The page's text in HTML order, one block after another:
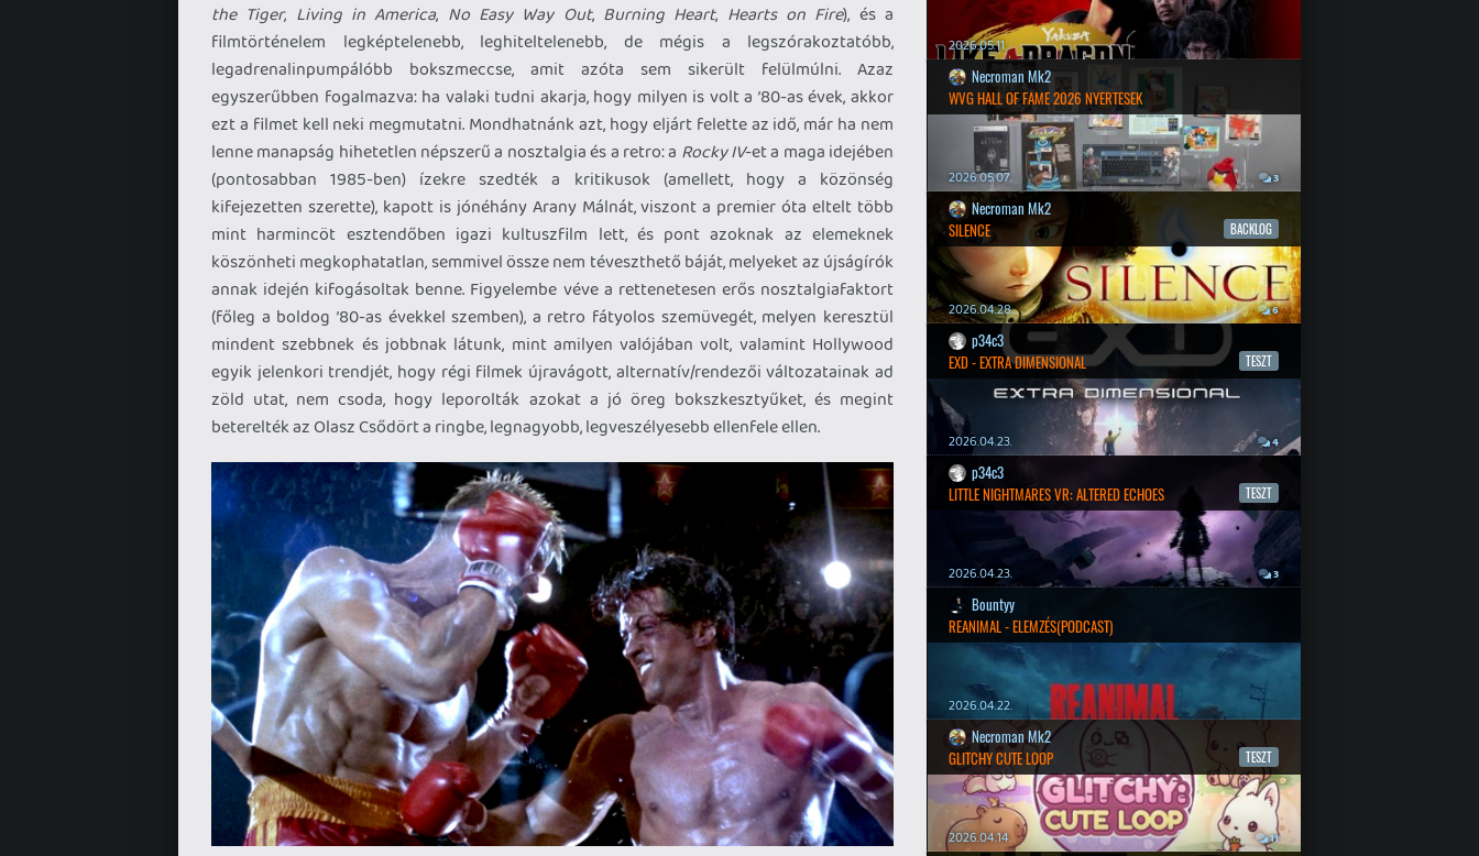
the Tiger, Living in America, No Easy Way Out, Burning Heart, Hearts on Fire), és a
filmtörténelem legképtelenebb, leghiteltelenebb, de mégis a legszórakoztatóbb,
legadrenalinpumpálóbb bokszmeccse, amit azóta sem sikerült felülmúlni. Azaz
egyszerűbben fogalmazva: ha valaki tudni akarja, hogy milyen is volt a ’80-as évek, akkor
ezt a filmet kell neki megmutatni. Mondhatnánk azt, hogy eljárt felette az idő, már ha nem
lenne manapság hihetetlen népszerű a nosztalgia és a retro: a Rocky IV-et a maga idejében
(pontosabban 1985-ben) ízekre szedték a kritikusok (amellett, hogy a közönség
kifejezetten szerette), kapott is jónéhány Arany Málnát, viszont a premier óta eltelt több
mint harmincöt esztendőben igazi kultuszfilm lett, és pont azoknak az elemeknek
köszönheti megkophatatlan, semmivel össze nem téveszthető báját, melyeket az újságírók
annak idején kifogásoltak benne. Figyelembe véve a rettenetesen erős nosztalgiafaktort
(főleg a boldog ’80-as évekkel szemben), a retro fátyolos szemüvegét, melyen keresztül
mindent szebbnek és jobbnak látunk, mint amilyen valójában volt, valamint Hollywood
egyik jelenkori trendjét, hogy régi filmek újravágott, alternatív/rendezői változatainak ad
zöld utat, nem csoda, hogy leporolták azokat a jó öreg bokszkesztyűket, és megint
beterelték az Olasz Csődört a ringbe, legnagyobb, legveszélyesebb ellenfele ellen.
2026.05.11.
Necroman Mk2
WVG HALL OF FAME 2026 NYERTESEK
2026.05.07. 3
Necroman Mk2
SILENCE
BACKLOG
2026.04.28. 6
p34c3
EXD - EXTRA DIMENSIONAL
TESZT
2026.04.23. 4
p34c3
LITTLE NIGHTMARES VR: ALTERED ECHOES
TESZT
2026.04.23. 3
Bountyy
REANIMAL - ELEMZÉS(PODCAST)
2026.04.22.
Necroman Mk2
GLITCHY CUTE LOOP
TESZT
2026.04.14. 11